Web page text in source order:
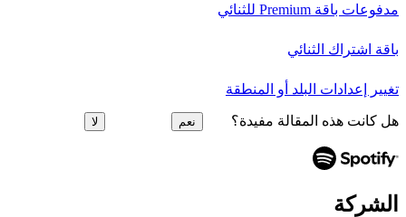
مدفوعات باقة Premium للثنائي
باقة اشتراك الثنائي
تغيير إعدادات البلد أو المنطقة
هل كانت هذه المقالة مفيدة؟ نعم لا
الشركة